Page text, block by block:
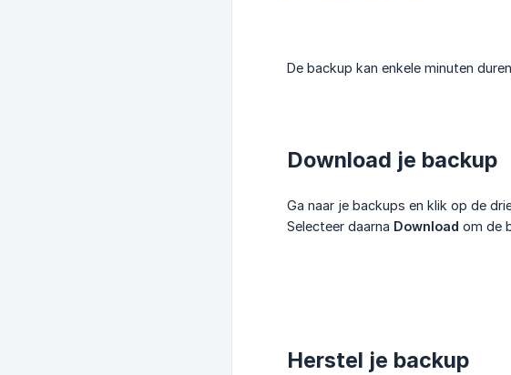
De backup kan enkele minuten
Download je backup
Ga naar je backups en klik op de
Selecteer daarna Download om de
Herstel je backup